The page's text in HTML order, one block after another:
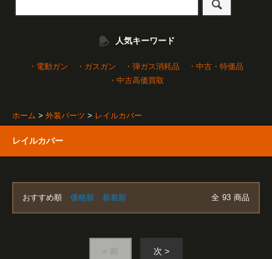
人気キーワード
・電動ガン ・ガスガン ・弾ガス消耗品
・中古・特価品
・中古高価買取
ホーム > 外装パーツ > レイルカバー
レイルカバー
おすすめ順 価格順 新着順 全 93 商品
< 前 次 >